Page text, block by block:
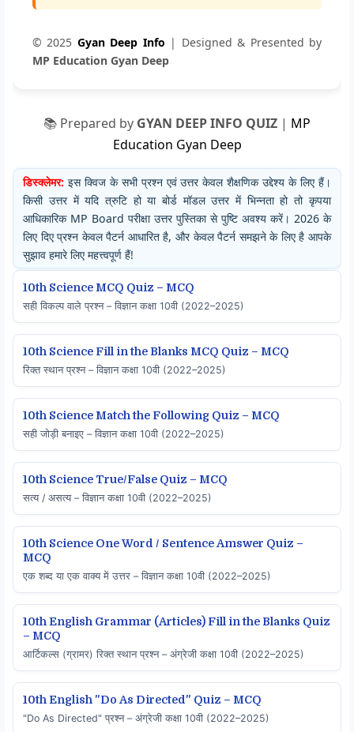
© 2025 Gyan Deep Info | Designed & Presented by
MP Education Gyan Deep
📚 Prepared by GYAN DEEP INFO QUIZ | MP
Education Gyan Deep
डिस्क्लेमर: इस क्विज के सभी प्रश्न एवं उत्तर केवल शैक्षणिक उद्देश्य के लिए हैं।
किसी उत्तर में यदि त्रुटि हो या बोर्ड मॉडल उत्तर में भिन्नता हो तो कृपया
आधिकारिक MP Board परीक्षा उत्तर पुस्तिका से पुष्टि अवश्य करें। 2026 के
लिए दिए प्रश्न केवल पैटर्न आधारित है, और केवल पैटर्न समझने के लिए है आपके
सुझाव हमारे लिए महत्त्वपूर्ण हैं!
10th Science MCQ Quiz – MCQ
सही विकल्प वाले प्रश्न – विज्ञान कक्षा 10वी (2022–2025)
10th Science Fill in the Blanks MCQ Quiz – MCQ
रिक्त स्थान प्रश्न – विज्ञान कक्षा 10वी (2022–2025)
10th Science Match the Following Quiz – MCQ
सही जोड़ी बनाइए – विज्ञान कक्षा 10वी (2022–2025)
10th Science True/False Quiz – MCQ
सत्य / असत्य – विज्ञान कक्षा 10वी (2022–2025)
10th Science One Word / Sentence Amswer Quiz –
MCQ
एक शब्द या एक वाक्य में उत्तर – विज्ञान कक्षा 10वी (2022–2025)
10th English Grammar (Articles) Fill in the Blanks Quiz
– MCQ
आर्टिकल्स (ग्रामर) रिक्त स्थान प्रश्न – अंग्रेजी कक्षा 10वी (2022–2025)
10th English "Do As Directed" Quiz – MCQ
"Do As Directed" प्रश्न – अंग्रेजी कक्षा 10वी (2022–2025)